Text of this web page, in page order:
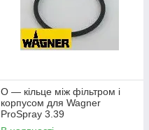
О — кільце між фільтром і
корпусом для Wagner
ProSpray 3.39